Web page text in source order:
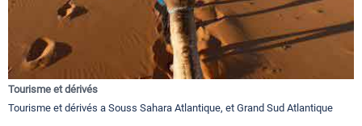
Tourisme et dérivés
Tourisme et dérivés a Souss Sahara Atlantique, et Grand Sud Atlantique